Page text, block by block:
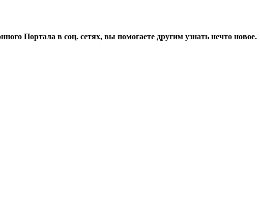
Портала в соц. сетях, вы помогаете другим узнать нечто новое.